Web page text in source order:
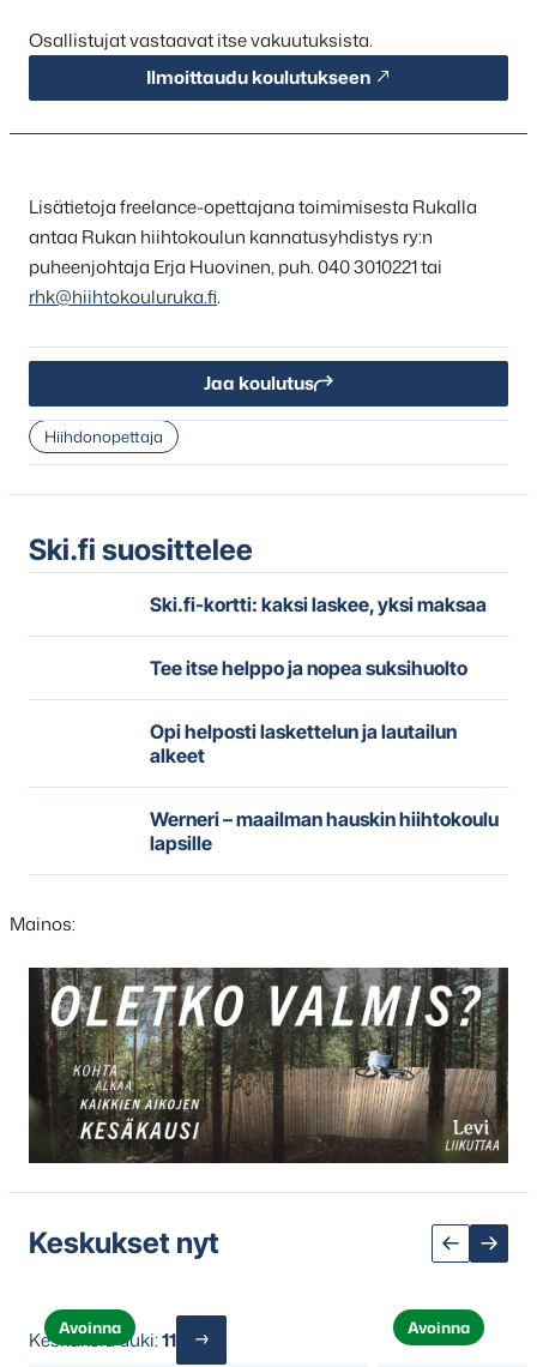
Osallistujat vastaavat itse vakuutuksista.
Ilmoittaudu koulutukseen
Lisätietoja freelance-opettajana toimimisesta Rukalla
antaa Rukan hiihtokoulun kannatusyhdistys ry:n
puheenjohtaja Erja Huovinen, puh. 040 3010221 tai
rhk@hiihtokouluruka.fi.
Jaa koulutus
Hiihdonopettaja
Ski.fi suosittelee
Ski.fi-kortti: kaksi laskee, yksi maksaa
Tee itse helppo ja nopea suksihuolto
Opi helposti laskettelun ja lautailun
alkeet
Werneri – maailman hauskin hiihtokoulu
lapsille
Mainos:
Hyppää
karusellisisällön
yli
seuraavaan
sisältöön
Keskukset nyt
Avoinna Avoinna
Keskuksia auki:11